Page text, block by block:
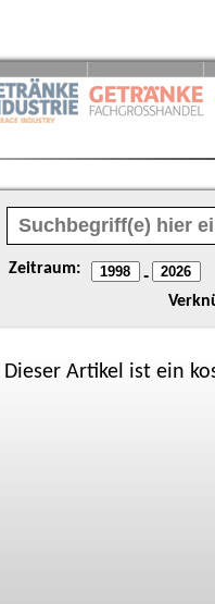
Zeitraum: -
Dieser Artikel ist ein